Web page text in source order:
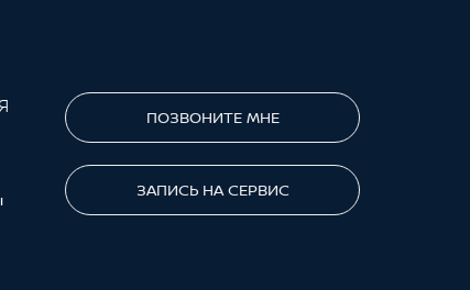
ПОЗВОНИТЕ МНЕ
ЗАПИСЬ НА СЕРВИС